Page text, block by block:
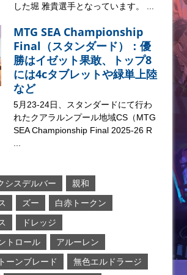
した堀 雅貴選手となっています。 ...
MTG SEA Championship
Final（スタンダード）：優
勝はイゼット果敢、トップ8
には4cタブレットや緑単上陸
など
5月23-24日、スタンダードにて行わ
れたクアラルンプール地域CS（MTG
SEA Championship Final 2025-26 R
シスデルバー
親和
ズー
白赤トークン
ドレッジ
トロール
アルーレン
ーンブレード
無色エルドラージ